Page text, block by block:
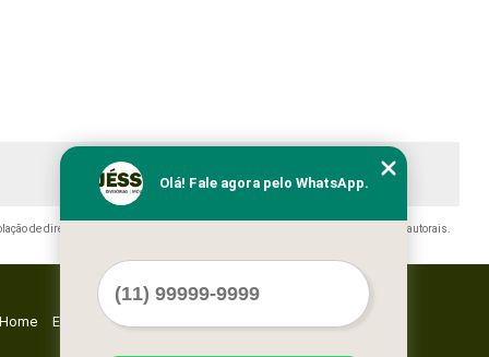
de direito autoral – artigo 184 do Código Penal – Lei 9610/98 - Lei de direitos autorais
Home Empresa Missão Mapa do site
Olá! Fale agora pelo WhatsApp.